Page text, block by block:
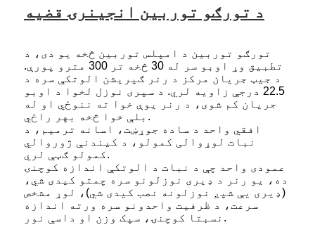
د تورګو توربین انجینرۍ قضیه
تورګو توربین د امپلس توربین څخه یو دی، د
تطبیق وړ اوبو سر له 30 څخه تر 300 مترو پورې.
د جیټ جریان مرکز د رنر ګیریشن الوتکې سره د
22.5 درجې زاویه لري. د سپری نوزل ​​لخوا د اوبو
جریان کم شوی، د رنر یوې خوا ته ننوځي او له
بلې خوا څخه بهر راځي.
افقي واحد د ساده جوړښت، اسانه ترمیم، د
نبات لوړوالی کمولو، د کیندنې ژوروالي
کمولو ګټې لري.
عمودی واحد چې د نبات د الوتکې اندازه کوچنۍ
ده، یو رنر د ډیری نوزلونو سره چمتو کیدی شي،
(ډیری یې شپږ نوزلونه نصب کیدی شي)، لوړ مشخص
سرعت، د ظرفیت واحدونو سره ورته اندازه
نسبتا کوچنۍ، سپک وزن او داسې نور.